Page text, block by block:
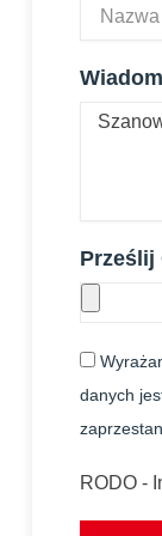
Prześlij
danych
RODO -